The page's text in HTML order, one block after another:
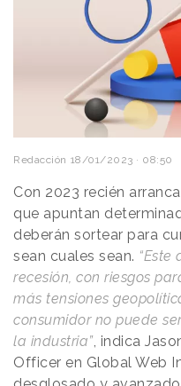
Redacción 18/01/2023 · 08:50
Con 2023 recién
que apuntan
deberán sortear para
sean cuales sean.
recesión, con riesgos
más tensiones
consumidor no puede
la industria”, indica
Officer en Global Web